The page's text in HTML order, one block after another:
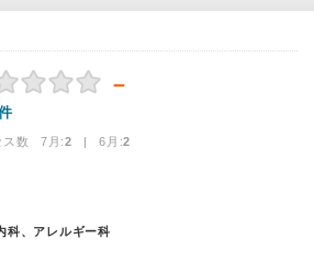
－
ス数 7月:2 | 6月:2
科、アレルギー科